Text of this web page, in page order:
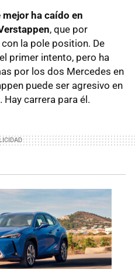
ha caído en
, que por
la pole position. De
primer intento, pero ha
por los dos Mercedes en
puede ser agresivo en
carrera para él.